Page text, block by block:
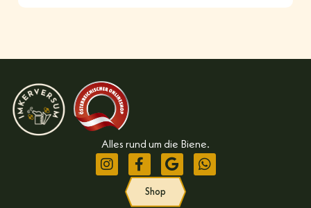
Alles rund um die Biene.
Shop